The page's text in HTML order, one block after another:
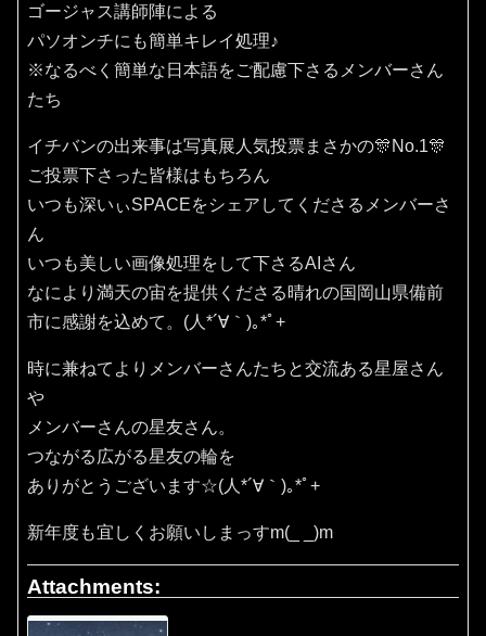
ゴージャス講師陣による
パソオンチにも簡単キレイ処理♪
※なるべく簡単な日本語をご配慮下さるメンバーさん
たち
イチバンの出来事は写真展人気投票まさかの🎊No.1🎊
ご投票下さった皆様はもちろん
いつも深いぃSPACEをシェアしてくださるメンバーさ
ん
いつも美しい画像処理をして下さるAIさん
なにより満天の宙を提供くださる晴れの国岡山県備前
市に感謝を込めて。(⁠人⁠*⁠´⁠∀⁠｀⁠)⁠｡⁠*ﾟ⁠+
時に兼ねてよりメンバーさんたちと交流ある星屋さん
や
メンバーさんの星友さん。
つながる広がる星友の輪を
ありがとうございます☆(⁠人⁠*⁠´⁠∀⁠｀⁠)⁠｡⁠*ﾟ⁠+
新年度も宜しくお願いしまっすm(_ _)m
Attachments: